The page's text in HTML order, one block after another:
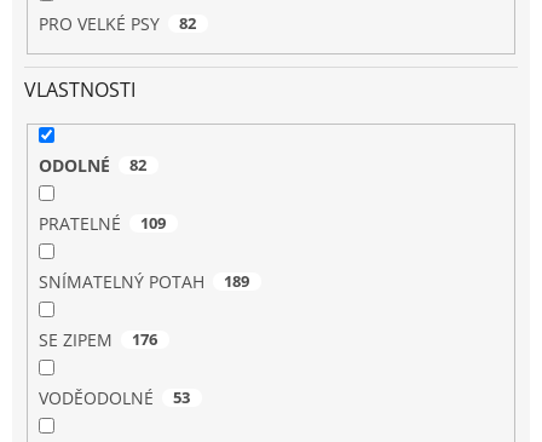
PRO VELKÉ PSY 82
VLASTNOSTI
ODOLNÉ 82
PRATELNÉ 109
SNÍMATELNÝ POTAH 189
SE ZIPEM 176
VODĚODOLNÉ 53